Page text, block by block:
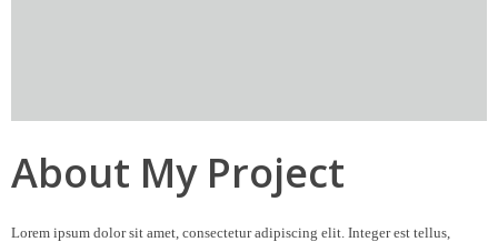
About My Project
Lorem ipsum dolor sit amet, consectetur adipiscing elit. Integer est tellus,